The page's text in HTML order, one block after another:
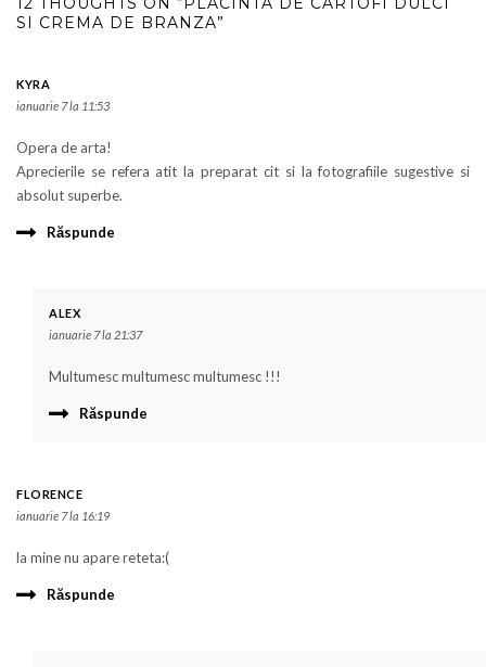
SI CREMA DE BRANZA”
KYRA
ianuarie 7 la 11:53
Opera de arta!
Aprecierile se refera atit la preparat cit si la fotografiile sugestive si
absolut superbe.
Răspunde
ALEX
ianuarie 7 la 21:37
Multumesc multumesc multumesc !!!
Răspunde
FLORENCE
ianuarie 7 la 16:19
la mine nu apare reteta:(
Răspunde